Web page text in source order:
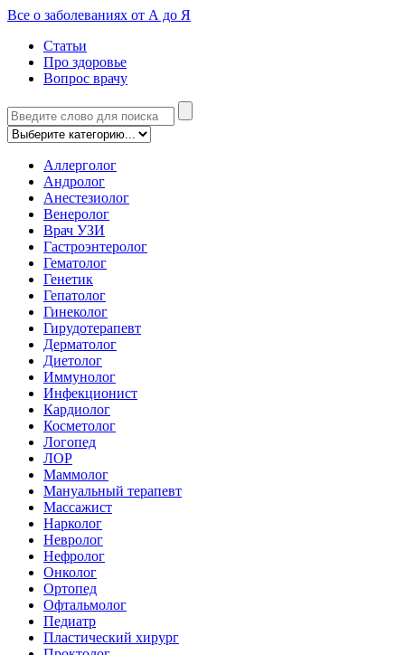
Все о заболеваниях от А до Я
Статьи
Про здоровье
Вопрос врачу
Аллерголог
Андролог
Анестезиолог
Венеролог
Врач УЗИ
Гастроэнтеролог
Гематолог
Генетик
Гепатолог
Гинеколог
Гирудотерапевт
Дерматолог
Диетолог
Иммунолог
Инфекционист
Кардиолог
Косметолог
Логопед
ЛОР
Маммолог
Мануальный терапевт
Массажист
Нарколог
Невролог
Нефролог
Онколог
Ортопед
Офтальмолог
Педиатр
Пластический хирург